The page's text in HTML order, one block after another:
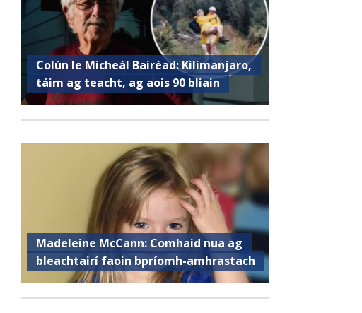
Colún le Micheál Bairéad: Kilimanjaro,
táim ag teacht, ag aois 90 bliain
Madeleine McCann: Comhaid nua ag
bleachtairí faoin bpríomh-amhrastach